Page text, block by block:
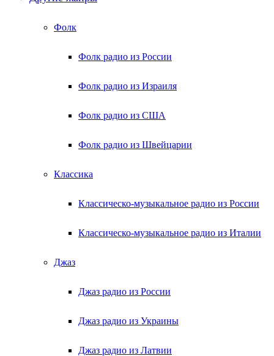
Фолк
Фолк радио из России
Фолк радио из Израиля
Фолк радио из США
Фолк радио из Швейцарии
Классика
Классическо-музыкальное радио из России
Классическо-музыкальное радио из Италии
Джаз
Джаз радио из России
Джаз радио из Украины
Джаз радио из Латвии